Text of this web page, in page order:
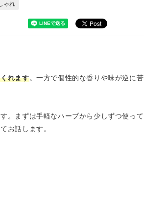
ゃれ
れます。一方で個性的な香りや味が逆に苦
。まずは手軽なハーブから少しずつ使って
お話します。